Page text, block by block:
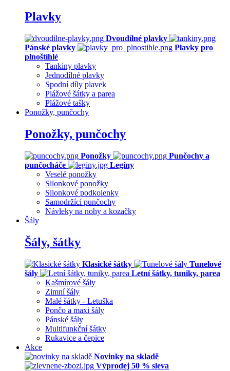
Plavky
Dvoudílné plavky
Pánské plavky
Plavky pro
plnoštíhlé
Tankiny plavky
Jednodílné plavky
Spodní díly plavek
Plážové šátky a parea
Plážové tašky
Ponožky, punčochy
Ponožky, punčochy
Ponožky
Punčochy a
punčocháče
Legíny
Veselé ponožky
Silonkové ponožky
Silonkové podkolenky
Samodržící punčochy
Návleky na nohy a kozačky
Šály
Šály, šátky
Klasické šátky
Tunelové
šály
Letní šátky, tuniky, parea
Kašmírové šály
Zimní šály
Malé šátky - Letuška
Pončo a maxi šály
Pánské šály
Multifunkční šátky
Rukavice a čepice
Akce
Novinky na skladě
Výprodej 50 % sleva